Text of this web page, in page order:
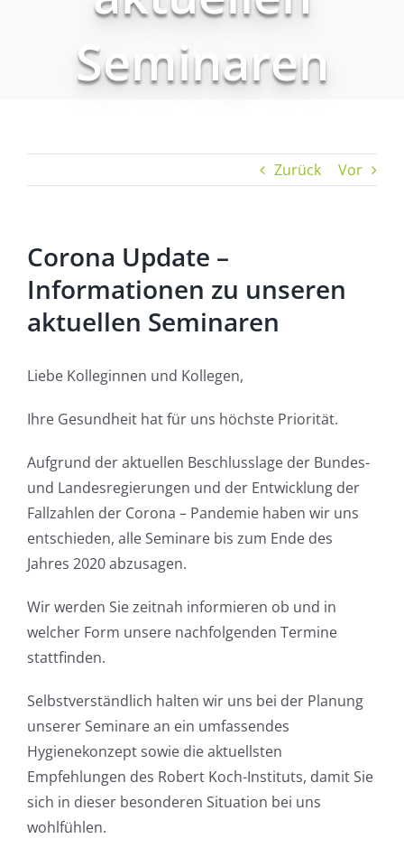
Seminaren
Zurück Vor
Corona Update –
Informationen zu unseren
aktuellen Seminaren
Liebe Kolleginnen und Kollegen,
Ihre Gesundheit hat für uns höchste Priorität.
Aufgrund der aktuellen Beschlusslage der Bundes-
und Landesregierungen und der Entwicklung der
Fallzahlen der Corona – Pandemie haben wir uns
entschieden, alle Seminare bis zum Ende des
Jahres 2020 abzusagen.
Wir werden Sie zeitnah informieren ob und in
welcher Form unsere nachfolgenden Termine
stattfinden.
Selbstverständlich halten wir uns bei der Planung
unserer Seminare an ein umfassendes
Hygienekonzept sowie die aktuellsten
Empfehlungen des Robert Koch-Instituts, damit Sie
sich in dieser besonderen Situation bei uns
wohlfühlen.